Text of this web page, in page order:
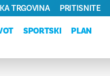
SPORTSKI
PLAN
TRGOVINA PRITISNITE